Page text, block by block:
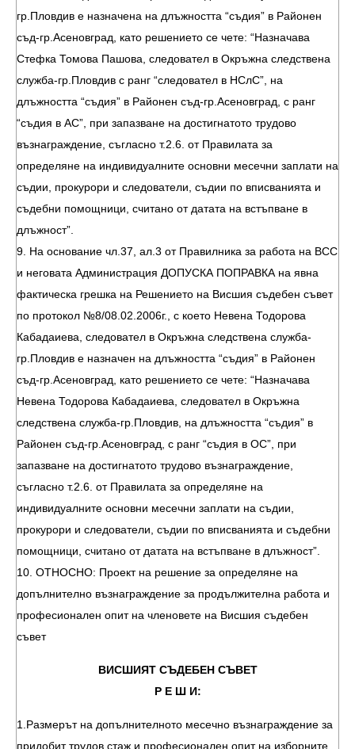
гр.Пловдив е назначена на длъжността “съдия” в Районен
съд-гр.Асеновград, като решението се чете: “Назначава
Стефка Томова Пашова, следовател в Окръжна следствена
служба-гр.Пловдив с ранг “следовател в НСлС”, на
длъжността “съдия” в Районен съд-гр.Асеновград, с ранг
“съдия в АС”, при запазване на достигнатото трудово
възнаграждение, съгласно т.2.6. от Правилата за
определяне на индивидуалните основни месечни заплати на
съдии, прокурори и следователи, съдии по вписванията и
съдебни помощници, считано от датата на встъпване в
длъжност”.
9. На основание чл.37, ал.3 от Правилника за работа на ВСС
и неговата Администрация ДОПУСКА ПОПРАВКА на явна
фактическа грешка на Решението на Висшия съдебен съвет
по протокол №8/08.02.2006г., с което Невена Тодорова
Кабадаиева, следовател в Окръжна следствена служба-
гр.Пловдив е назначен на длъжността “съдия” в Районен
съд-гр.Асеновград, като решението се чете: “Назначава
Невена Тодорова Кабадаиева, следовател в Окръжна
следствена служба-гр.Пловдив, на длъжността “съдия” в
Районен съд-гр.Асеновград, с ранг “съдия в ОС”, при
запазване на достигнатото трудово възнаграждение,
съгласно т.2.6. от Правилата за определяне на
индивидуалните основни месечни заплати на съдии,
прокурори и следователи, съдии по вписванията и съдебни
помощници, считано от датата на встъпване в длъжност”.
10. ОТНОСНО: Проект на решение за определяне на
допълнително възнаграждение за продължителна работа и
професионален опит на членовете на Висшия съдебен
съвет
ВИСШИЯТ СЪДЕБЕН СЪВЕТ
Р Е Ш И:
1.Размерът на допълнителното месечно възнаграждение за
придобит трудов стаж и професионален опит на изборните